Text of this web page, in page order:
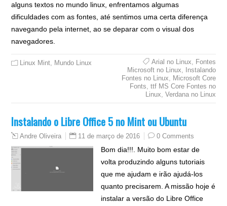
alguns textos no mundo linux, enfrentamos algumas
dificuldades com as fontes, até sentimos uma certa diferença
navegando pela internet, ao se deparar com o visual dos
navegadores.
Linux Mint, Mundo Linux Arial no Linux, Fontes
Microsoft no Linux,
Instalando
Fontes no Linux, Microsoft Core
Fonts, ttf MS Core Fontes no
Linux, Verdana no Linux
Instalando o Libre Office 5 no Mint ou Ubuntu
Andre Oliveira 11 de março de 2016 0 Comments
Bom dia!!!. Muito bom estar de
volta produzindo alguns tutoriais
que me ajudam e irão ajudá-los
quanto precisarem. A missão hoje é
instalar a versão do Libre Office